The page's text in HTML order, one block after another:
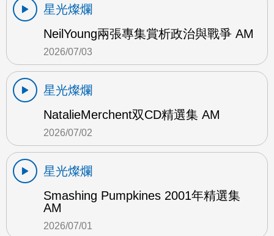
星光燦爛
NeilYoung兩張專集賞析政治與戰爭 AM
2026/07/03
星光燦爛
NatalieMerchent双CD精選集 AM
2026/07/02
星光燦爛
Smashing Pumpkines 2001年精選集
AM
2026/07/01